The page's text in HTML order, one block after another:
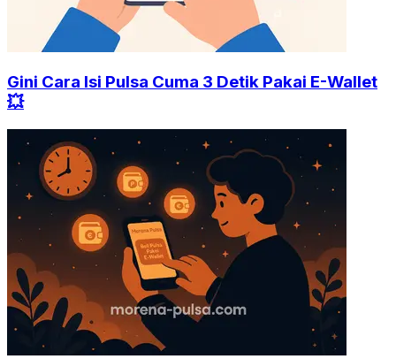
Gini Cara Isi Pulsa Cuma 3 Detik Pakai E-Wallet
💥